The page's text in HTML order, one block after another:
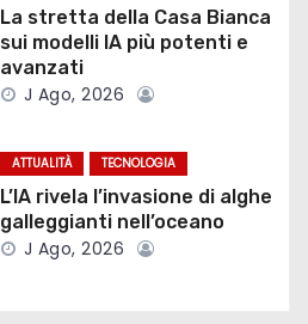
La stretta della Casa Bianca
sui modelli IA più potenti e
avanzati
J Ago, 2026
ATTUALITÀ TECNOLOGIA
L’IA rivela l’invasione di alghe
galleggianti nell’oceano
J Ago, 2026